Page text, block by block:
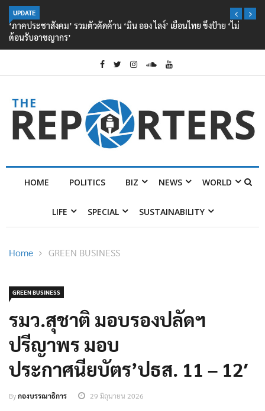
UPDATE
‘ภาคประชาสังคม’ รวมตัวคัดค้าน ‘มิน ออง ไลง์’ เยือนไทย ขึงป้าย ‘ไม่
ต้อนรับอาชญากร’
HOME POLITICS BIZ NEWS WORLD
LIFE SPECIAL SUSTAINABILITY
Home GREEN BUSINESS
GREEN BUSINESS
รมว.สุชาติ มอบรองปลัดฯ
ปรีญาพร มอบ
ประกาศนียบัตร’ปธส. 11 – 12′
Byกองบรรณาธิการ 29 มิถุนายน 2026